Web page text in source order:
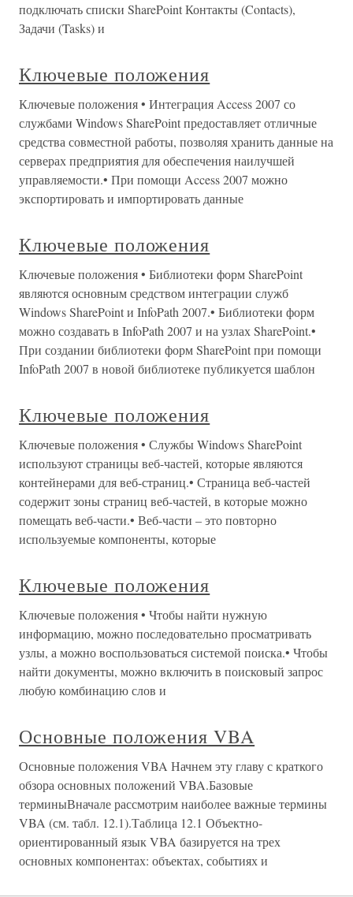
подключать списки SharePoint Контакты (Contacts),
Задачи (Tasks) и
Ключевые положения
Ключевые положения • Интеграция Access 2007 со
службами Windows SharePoint предоставляет отличные
средства совместной работы, позволяя хранить данные на
серверах предприятия для обеспечения наилучшей
управляемости.• При помощи Access 2007 можно
экспортировать и импортировать данные
Ключевые положения
Ключевые положения • Библиотеки форм SharePoint
являются основным средством интеграции служб
Windows SharePoint и InfoPath 2007.• Библиотеки форм
можно создавать в InfoPath 2007 и на узлах SharePoint.•
При создании библиотеки форм SharePoint при помощи
InfoPath 2007 в новой библиотеке публикуется шаблон
Ключевые положения
Ключевые положения • Службы Windows SharePoint
используют страницы веб-частей, которые являются
контейнерами для веб-страниц.• Страница веб-частей
содержит зоны страниц веб-частей, в которые можно
помещать веб-части.• Веб-части – это повторно
используемые компоненты, которые
Ключевые положения
Ключевые положения • Чтобы найти нужную
информацию, можно последовательно просматривать
узлы, а можно воспользоваться системой поиска.• Чтобы
найти документы, можно включить в поисковый запрос
любую комбинацию слов и
Основные положения VBA
Основные положения VBA Начнем эту главу с краткого
обзора основных положений VBA.Базовые
терминыВначале рассмотрим наиболее важные термины
VBA (см. табл. 12.1).Таблица 12.1 Объектно-
ориентированный язык VBA базируется на трех
основных компонентах: объектах, событиях и